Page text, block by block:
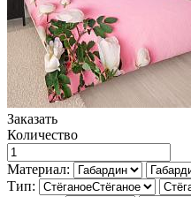
Заказать
Количество
Материал:
Тип: